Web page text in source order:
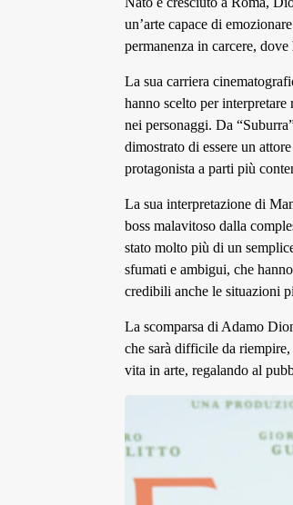
un’arte capace di
permanenza in carcere,
La sua carriera
hanno scelto per
nei personaggi. Da
dimostrato di essere un
protagonista a parti più
La sua interpretazione di
boss malavitoso dalla
stato molto più di un
sfumati e ambigui, che
credibili anche le situazioni
La scomparsa di Adamo
che sarà difficile da
vita in arte, regalando al